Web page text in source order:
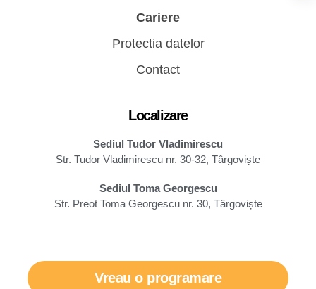
Cariere
Protectia datelor
Contact
Localizare
Sediul Tudor Vladimirescu
Str. Tudor Vladimirescu nr. 30-32, Târgoviște
Sediul Toma Georgescu
Str. Preot Toma Georgescu nr. 30, Târgoviște
Vreau o programare